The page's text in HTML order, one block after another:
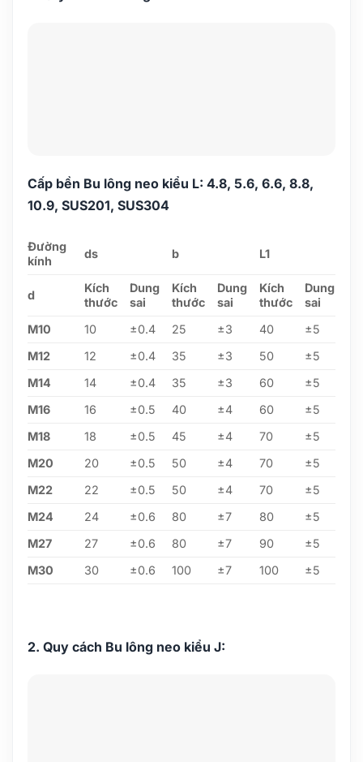
Cấp bền Bu lông neo kiểu L: 4.8, 5.6, 6.6, 8.8,
10.9, SUS201, SUS304
Đường
kính
ds b L1
d
Kích
thước
Dung
sai
Kích
thước
Dung
sai
Kích
thước
Dung
sai
M10
10 ±0.4 25 ±3 40
±5
M12
12 ±0.4 35 ±3 50
±5
M14
14 ±0.4 35 ±3 60
±5
M16
16 ±0.5 40 ±4 60
±5
M18
18 ±0.5 45 ±4 70
±5
M20
20 ±0.5 50 ±4 70
±5
M22
22 ±0.5 50 ±4 70
±5
M24
24 ±0.6 80 ±7 80
±5
M27
27 ±0.6 80 ±7 90
±5
M30
30 ±0.6 100 ±7 100 ±5
2. Quy cách Bu lông neo kiểu J: